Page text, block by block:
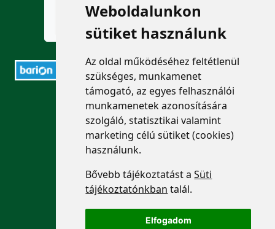
Weboldalunkon
sütiket használunk
Az oldal működéséhez feltétlenül
szükséges, munkamenet
támogató, az egyes felhasználói
munkamenetek azonosítására
szolgáló, statisztikai valamint
marketing célú sütiket (cookies)
használunk.
Bővebb tájékoztatást aSüti
tájékoztatónkban talál.
Elfogadom
ELÉRHETŐSÉGEK
+36 1 880 7600
info@mprx.hu